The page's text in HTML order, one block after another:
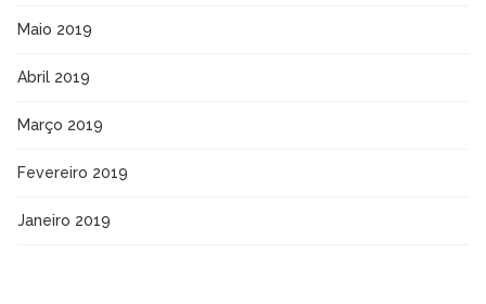
Maio 2019
Abril 2019
Março 2019
Fevereiro 2019
Janeiro 2019